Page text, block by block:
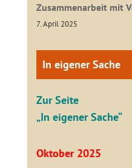
Zusammenarbeit mit
7. April 2025
In eigener Sache
Zur Seite
„In eigener Sache“
Oktober 2025